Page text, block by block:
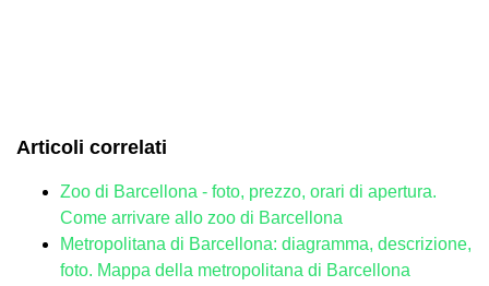
Articoli correlati
Zoo di Barcellona - foto, prezzo, orari di apertura.
Come arrivare allo zoo di Barcellona
Metropolitana di Barcellona: diagramma, descrizione,
foto. Mappa della metropolitana di Barcellona